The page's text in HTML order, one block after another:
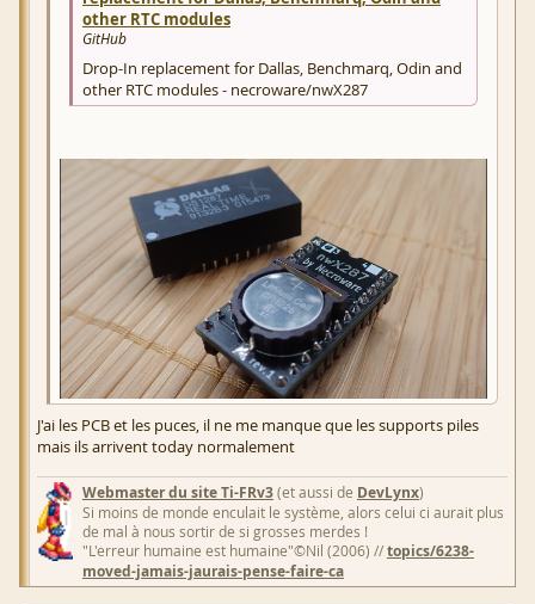
other RTC modules
GitHub
Drop-In replacement for Dallas, Benchmarq, Odin and
other RTC modules - necroware/nwX287
J'ai les PCB et les puces, il ne me manque que les supports piles
mais ils arrivent today normalement
Webmaster du site Ti-FRv3(et aussi de DevLynx)
Si moins de monde enculait le système, alors celui ci aurait plus
de mal à nous sortir de si grosses merdes !
"L'erreur humaine est humaine"©Nil (2006) //topics/6238-
moved-jamais-jaurais-pense-faire-ca